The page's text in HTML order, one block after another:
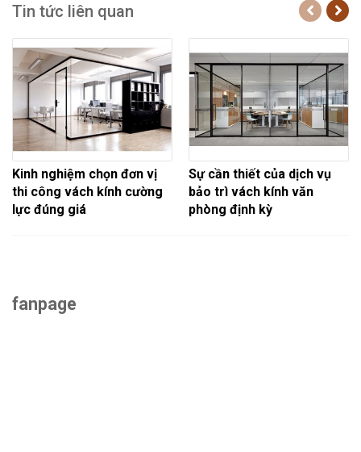
Tin tức liên quan
Kinh nghiệm chọn đơn vị
thi công vách kính cường
lực đúng giá
Sự cần thiết của dịch vụ
bảo trì vách kính văn
phòng định kỳ
fanpage